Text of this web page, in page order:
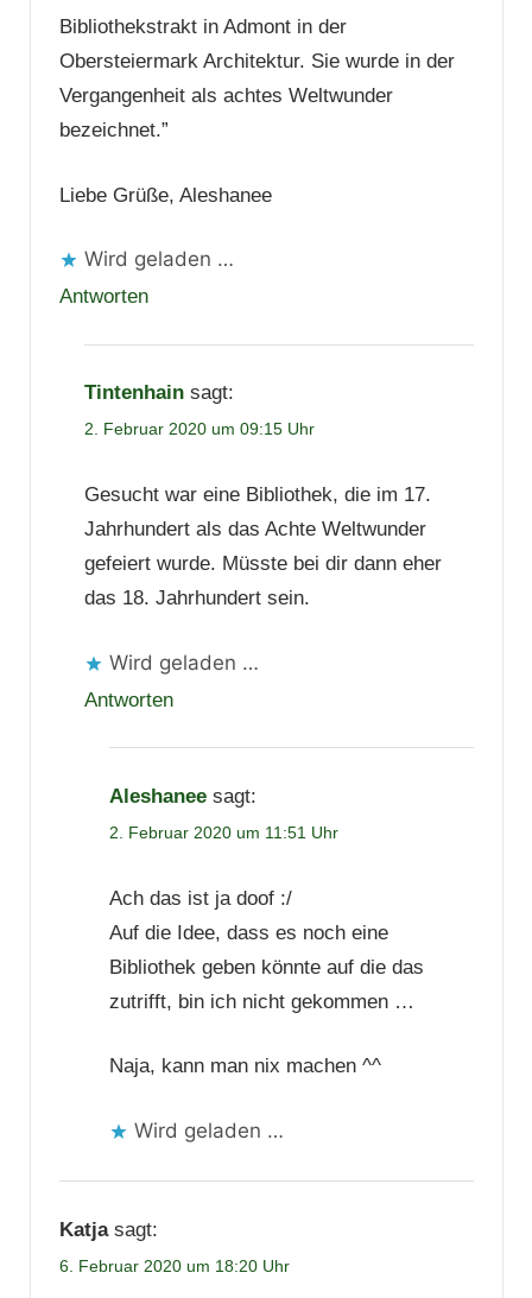
Bibliothekstrakt in Admont in der
Obersteiermark Architektur. Sie wurde in der
Vergangenheit als achtes Weltwunder
bezeichnet.”
Liebe Grüße, Aleshanee
Wird geladen …
Antworten
Tintenhain sagt:
2. Februar 2020 um 09:15 Uhr
Gesucht war eine Bibliothek, die im 17.
Jahrhundert als das Achte Weltwunder
gefeiert wurde. Müsste bei dir dann eher
das 18. Jahrhundert sein.
Wird geladen …
Antworten
Aleshanee sagt:
2. Februar 2020 um 11:51 Uhr
Ach das ist ja doof :/
Auf die Idee, dass es noch eine
Bibliothek geben könnte auf die das
zutrifft, bin ich nicht gekommen …
Naja, kann man nix machen ^^
Wird geladen …
Katja sagt:
6. Februar 2020 um 18:20 Uhr